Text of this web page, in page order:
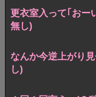
更衣室入って｢お
無し)
なんか今逆上がり
し)